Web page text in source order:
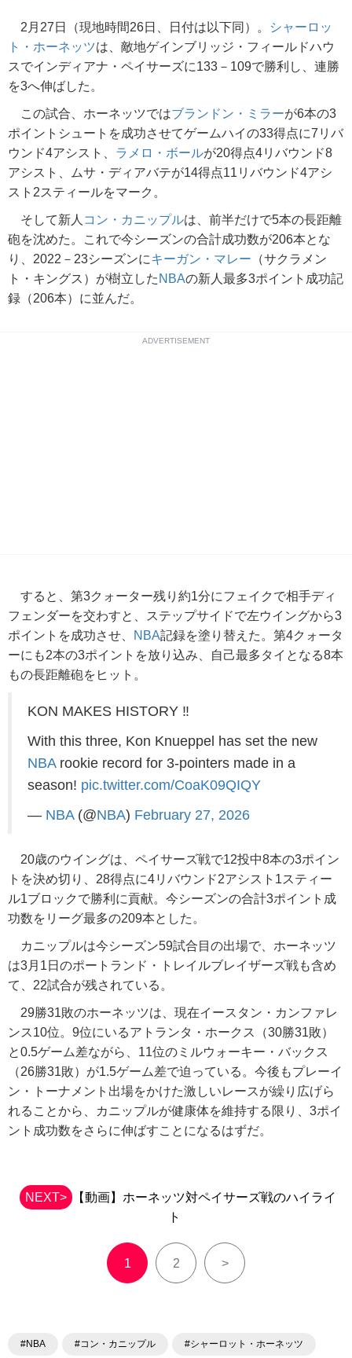
2月27日（現地時間26日、日付は以下同）。
シャーロッ
ト・ホーネッツは、敵地ゲインブリッジ・フィールドハウ
スでインディアナ・ペイサーズに133－109で勝利し、連勝
を3へ伸ばした。
この試合、ホーネッツではブランドン・ミラーが6本の3
ポイントシュートを成功させてゲームハイの33得点に7リバ
ウンド4アシスト、 ラメロ・ボールが20得点4リバウンド8
アシスト、ムサ・ディアバテが14得点11リバウンド4アシ
スト2スティールをマーク。
そして新人 コン・カニップルは、前半だけで5本の長距離
砲を沈めた。これで今シーズンの合計成功数が206本とな
り、2022－23シーズンにキーガン・マレー （サクラメン
ト・キングス）が樹立した NBAの新人最多3ポイント成功記
録（206本）に並んだ。
ADVERTISEMENT
すると、第3クォーター残り約1分にフェイクで相手ディ
フェンダーを交わすと、ステップサイドで左ウイングから3
ポイントを成功させ、
NBA記録を塗り替えた。第4クォータ
ーにも2本の3ポイントを放り込み、自己最多タイとなる8本
もの長距離砲をヒット。
KON MAKES HISTORY ‼️
With this three, Kon Knueppel has set the new
NBArookie record for 3-pointers made in a
season! pic.twitter.com/CoaK09QIQY
— NBA(@NBA) February 27, 2026
20歳のウイングは、ペイサーズ戦で12投中8本の3ポイン
トを決め切り、28得点に4リバウンド2アシスト1スティー
ル1ブロックで勝利に貢献。今シーズンの合計3ポイント成
功数をリーグ最多の209本とした。
カニップルは今シーズン59試合目の出場で、ホーネッツ
は3月1日のポートランド・トレイルブレイザーズ戦も含め
て、22試合が残されている。
29勝31敗のホーネッツは、現在イースタン・カンファレ
ンス10位。9位にいるアトランタ・ホークス（30勝31敗）
と0.5ゲーム差ながら、11位のミルウォーキー・バックス
（26勝31敗）が1.5ゲーム差で迫っている。今後もプレーイ
ン・トーナメント出場をかけた激しいレースが繰り広げら
れることから、カニップルが健康体を維持する限り、3ポイ
ント成功数をさらに伸ばすことになるはずだ。
NEXT>
【動画】ホーネッツ対ペイサーズ戦のハイライ
ト
1 2 >
#NBA #コン・カニップル #シャーロット・ホーネッツ